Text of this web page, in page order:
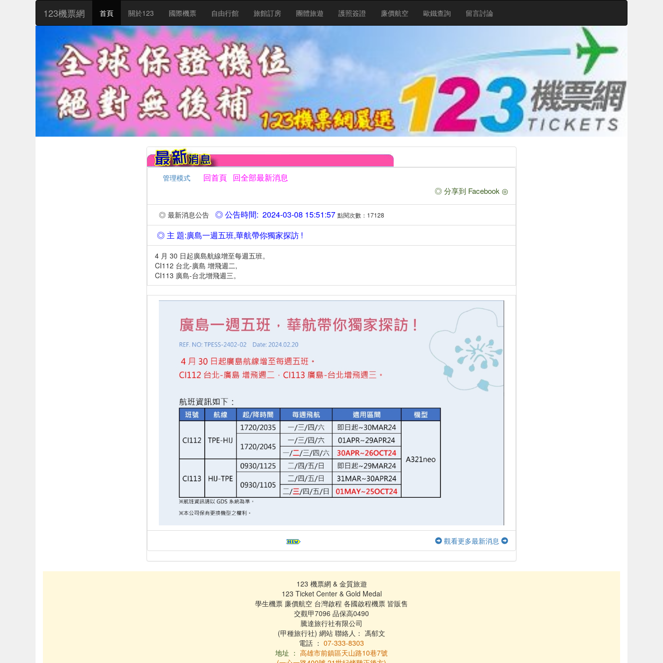
123機票網 首頁 關於123 國際機票 自由行館 旅館訂房 團體旅遊 護照簽證 廉價航空 歐鐵查詢 留言討論
管理模式 回首頁 回全部最新消息
◎ 分享到 Facebook ◎
◎ 最新消息公告 ◎ 公告時間: 2024-03-08 15:51:57 點閱次數：17128
◎ 主 題:廣島一週五班,華航帶你獨家探訪 !
4 月 30 日起廣島航線增至每週五班。
CI112 台北-廣島 增飛週二,
CI113 廣島-台北增飛週三。
觀看更多最新消息
123 機票網 & 金質旅遊
123 Ticket Center & Gold Medal
學生機票 廉價航空 台灣啟程 各國啟程機票 皆販售
交觀甲7096 品保高0490
騰達旅行社有限公司
(甲種旅行社) 網站 聯絡人： 馮郁文
電話 ： 07-333-8303
地址 ： 高雄市前鎮區天山路10巷7號